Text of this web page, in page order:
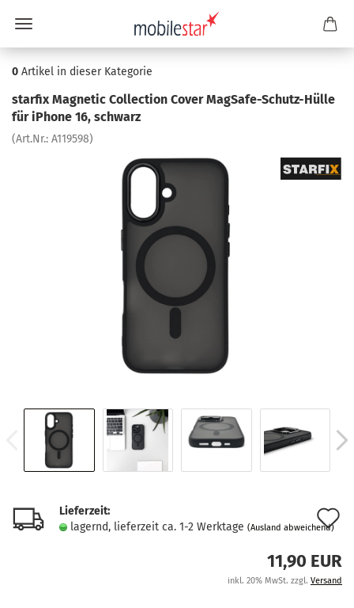
0 Artikel in dieser Kategorie
star­fix Ma­gne­tic Collec­tion Cover MagSafe-​Schutz-Hülle
für iPho­ne 16, schwarz
(Art.Nr.: A119598)
Lieferzeit:
lagernd, lieferzeit ca. 1-2 Werktage (Ausland abweichend)
11,90 EUR
inkl. 20% MwSt. zzgl. Versand